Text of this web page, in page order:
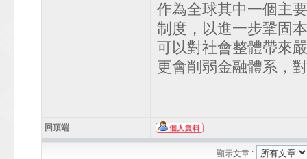
作為全球其中一個主
制度，以進一步鞏固
可以對社會整體帶來
更會削弱金融體系，
回頂端
顯示文章 :